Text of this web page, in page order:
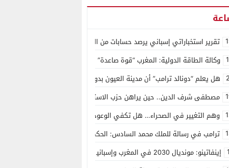
تقرير استخباراتي إسباني يرصد حسابات من الجزائر وأرقاما بـ”213+” ضمن حملة رقمية منظمة حرّضت على اقتحام سبتة
وكالة الطاقة الدولية: المغرب “قوة صاعدة” في سوق المعادن الاستراتيجية
هل يعلم “دونالد ترامب” أن مدينة العيون بدون ماء؟
مصطفى شرف الدين.. حين يراهن حزب الاستقلال على الكفاءة ويمنح الشباب
وهم التغيير في الصحراء… هل تكفي الوعود الفارغة لصناعة الواقع؟
ترامب في رسالة للملك محمد السادس: الحكم الذاتي هو الأساس الوحيد لحل
إينفاتينو: مونديال 2030 في المغرب وإسبانيا والبرتغال سيكون “الأجمل في التاريخ”